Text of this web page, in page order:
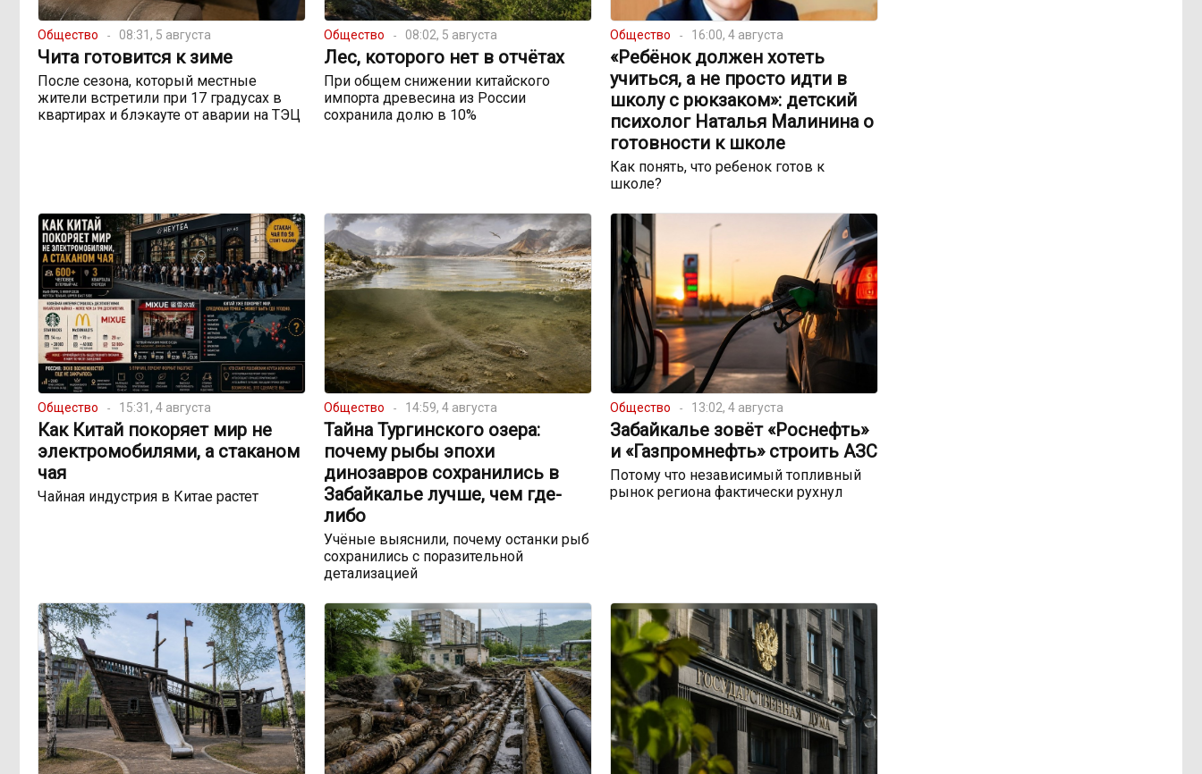
Общество 08:31, 5 августа
Чита готовится к зиме
После сезона, который местные
жители встретили при 17 градусах в
квартирах и блэкауте от аварии на ТЭЦ
Общество 08:02, 5 августа
Лес, которого нет в отчётах
При общем снижении китайского
импорта древесина из России
сохранила долю в 10%
Общество 16:00, 4 августа
«Ребёнок должен хотеть
учиться, а не просто идти в
школу с рюкзаком»: детский
психолог Наталья Малинина о
готовности к школе
Как понять, что ребенок готов к
школе?
Общество 15:31, 4 августа
Как Китай покоряет мир не
электромобилями, а стаканом
чая
Чайная индустрия в Китае растет
Общество 14:59, 4 августа
Тайна Тургинского озера:
почему рыбы эпохи
динозавров сохранились в
Забайкалье лучше, чем где-
либо
Учёные выяснили, почему останки рыб
сохранились с поразительной
детализацией
Общество 13:02, 4 августа
Забайкалье зовёт «Роснефть»
и «Газпромнефть» строить АЗС
Потому что независимый топливный
рынок региона фактически рухнул